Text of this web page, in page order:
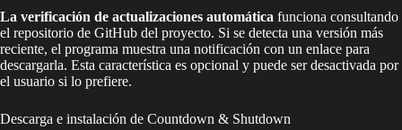
La verificación de actualizaciones automática funciona consultando
el repositorio de GitHub del proyecto. Si se detecta una versión más
reciente, el programa muestra una notificación con un enlace para
descargarla. Esta característica es opcional y puede ser desactivada por
el usuario si lo prefiere.
Descarga e instalación de Countdown & Shutdown